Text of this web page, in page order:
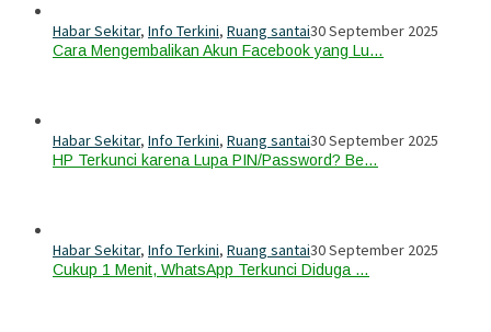
Habar Sekitar, Info Terkini, Ruang santai30 September 2025
Cara Mengembalikan Akun Facebook yang Lu…
Habar Sekitar, Info Terkini, Ruang santai30 September 2025
HP Terkunci karena Lupa PIN/Password? Be…
Habar Sekitar, Info Terkini, Ruang santai30 September 2025
Cukup 1 Menit, WhatsApp Terkunci Diduga …